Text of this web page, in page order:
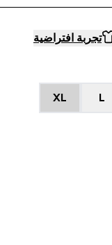
تجربة افتراضية
L
XL